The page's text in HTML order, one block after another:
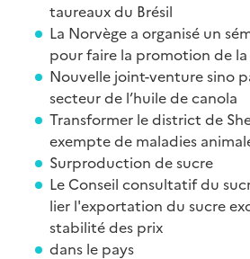
taureaux du Brésil
La Norvège a organisé un
pour faire la promotion de la
Nouvelle joint-venture sino
secteur de l’huile de canola
Transformer le district de
exempte de maladies
Surproduction de sucre
Le Conseil consultatif du
lier l'exportation du sucre
stabilité des prix
dans le pays